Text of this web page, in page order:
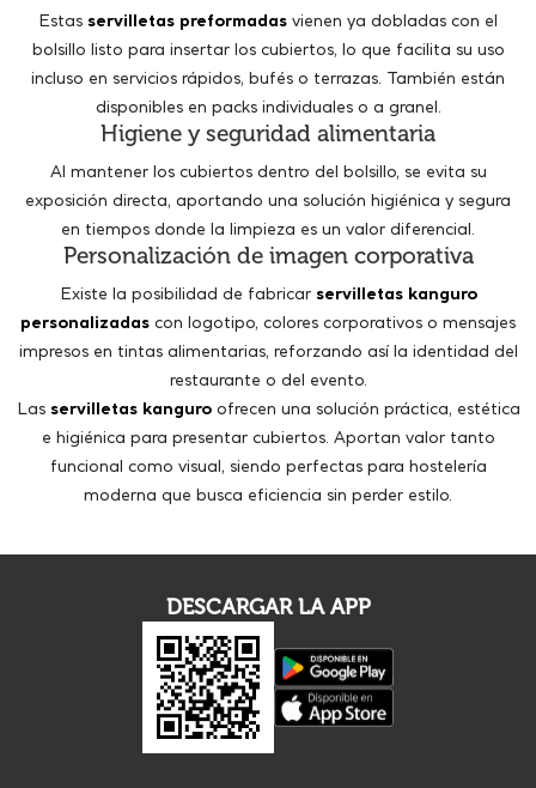
Estas servilletas preformadas vienen ya dobladas con el
bolsillo listo para insertar los cubiertos, lo que facilita su uso
incluso en servicios rápidos, bufés o terrazas. También están
disponibles en packs individuales o a granel.
Higiene y seguridad alimentaria
Al mantener los cubiertos dentro del bolsillo, se evita su
exposición directa, aportando una solución higiénica y segura
en tiempos donde la limpieza es un valor diferencial.
Personalización de imagen corporativa
Existe la posibilidad de fabricar servilletas kanguro
personalizadas con logotipo, colores corporativos o mensajes
impresos en tintas alimentarias, reforzando así la identidad del
restaurante o del evento.
Las servilletas kanguroofrecen una solución práctica, estética
e higiénica para presentar cubiertos. Aportan valor tanto
funcional como visual, siendo perfectas para hostelería
moderna que busca eficiencia sin perder estilo.
DESCARGAR LA APP